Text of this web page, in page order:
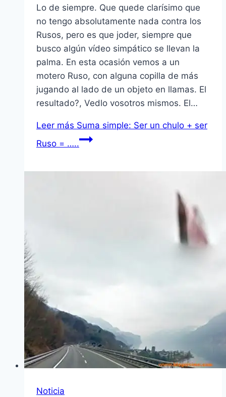
Lo de siempre. Que quede clarí­simo que
no tengo absolutamente nada contra los
Rusos, pero es que joder, siempre que
busco algún ví­deo simpático se llevan la
palma. En esta ocasión vemos a un
motero Ruso, con alguna copilla de más
jugando al lado de un objeto en llamas. El
resultado?, Vedlo vosotros mismos. El…
Leer más Suma simple: Ser un chulo + ser
Ruso = …..
Noticia